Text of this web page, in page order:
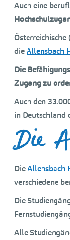
Auch eine
dieAllensbach
Die
Zugang zu
Auch den
in Deutschland
Die
DieAllensbach
verschiedene
Die
Alle